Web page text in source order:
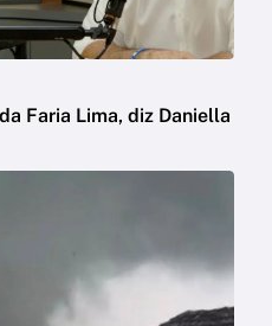
Faria Lima, diz Daniella